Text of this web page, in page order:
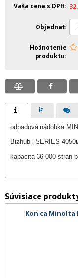
Vaša cena s DPH
Objednať
Hodnotenie
produktu
odpadová nádobka
Bizhub i-SERIES
kapacita 36 000 strán
Súvisiace
Konica Minolta